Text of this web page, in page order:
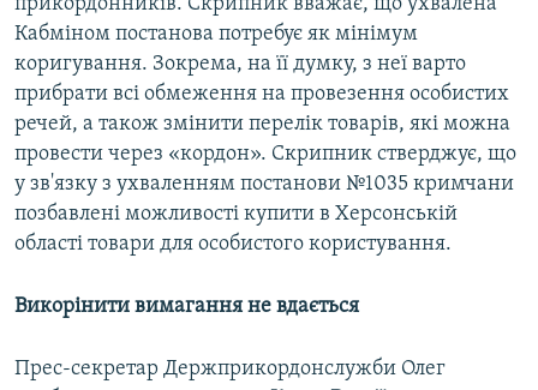
Кабміном постанова потребує як мінімум
коригування. Зокрема, на її думку, з неї варто
прибрати всі обмеження на провезення особистих
речей, а також змінити перелік товарів, які можна
провести через «кордон». Скрипник стверджує, що
у зв'язку з ухваленням постанови №1035 кримчани
позбавлені можливості купити в Херсонській
області товари для особистого користування.
Викорінити вимагання не вдається
Прес-секретар Держприкордонслужби Олег